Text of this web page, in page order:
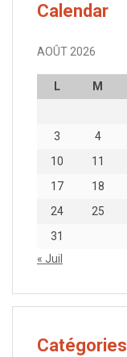
Calendar
AOÛT 2026
L M
3
4
10
11
17
18
24
25
31
« Juil
Catégories